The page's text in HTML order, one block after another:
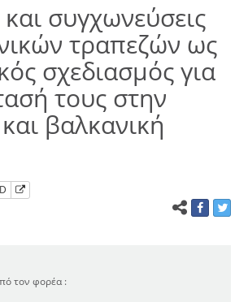
συγχωνεύσεις
τραπεζών ως
σχεδιασμός για
τους στην
βαλκανική
τον φορέα :